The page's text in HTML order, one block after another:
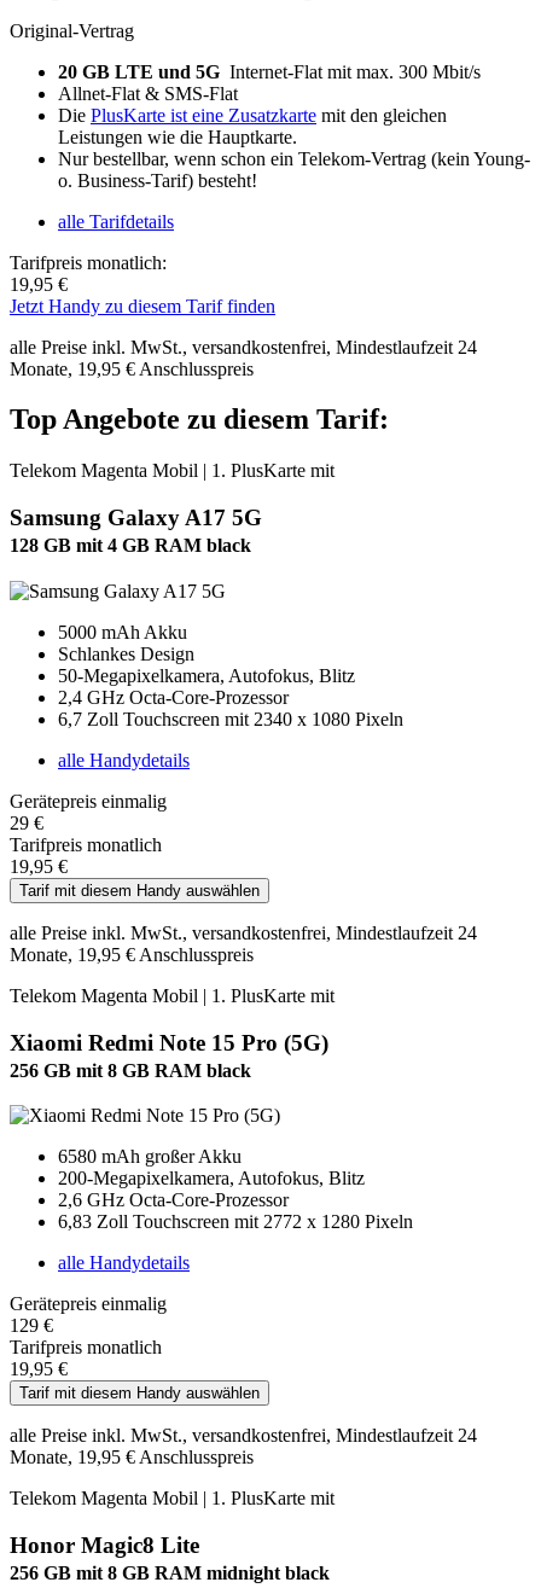
Original-Vertrag
20 GB LTE und 5G Internet-Flat mit max. 300 Mbit/s
Allnet-Flat & SMS-Flat
Die PlusKarte ist eine Zusatzkarte mit den gleichen
Leistungen wie die Hauptkarte.
Nur bestellbar, wenn schon ein Telekom-Vertrag (kein Young-
o. Business-Tarif) besteht!
alle Tarifdetails
Tarifpreis monatlich:
19,95 €
Jetzt Handy zu diesem Tarif finden
alle Preise inkl. MwSt., versandkostenfrei, Mindestlaufzeit 24
Monate, 19,95 € Anschlusspreis
Top Angebote zu diesem Tarif:
Telekom Magenta Mobil | 1. PlusKarte mit
Samsung Galaxy A17 5G
128 GB mit 4 GB RAM black
5000 mAh Akku
Schlankes Design
50-Megapixelkamera, Autofokus, Blitz
2,4 GHz Octa-Core-Prozessor
6,7 Zoll Touchscreen mit 2340 x 1080 Pixeln
alle Handydetails
Gerätepreis einmalig
29 €
Tarifpreis monatlich
19,95 €
Tarif mit diesem Handy auswählen
alle Preise inkl. MwSt., versandkostenfrei, Mindestlaufzeit 24
Monate, 19,95 € Anschlusspreis
Telekom Magenta Mobil | 1. PlusKarte mit
Xiaomi Redmi Note 15 Pro (5G)
256 GB mit 8 GB RAM black
6580 mAh großer Akku
200-Megapixelkamera, Autofokus, Blitz
2,6 GHz Octa-Core-Prozessor
6,83 Zoll Touchscreen mit 2772 x 1280 Pixeln
alle Handydetails
Gerätepreis einmalig
129 €
Tarifpreis monatlich
19,95 €
Tarif mit diesem Handy auswählen
alle Preise inkl. MwSt., versandkostenfrei, Mindestlaufzeit 24
Monate, 19,95 € Anschlusspreis
Telekom Magenta Mobil | 1. PlusKarte mit
Honor Magic8 Lite
256 GB mit 8 GB RAM midnight black